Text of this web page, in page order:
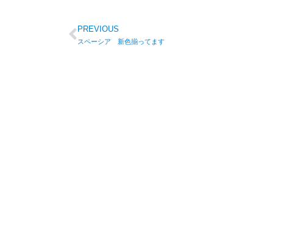
PREVIOUS
スペーシア 新色揃ってます